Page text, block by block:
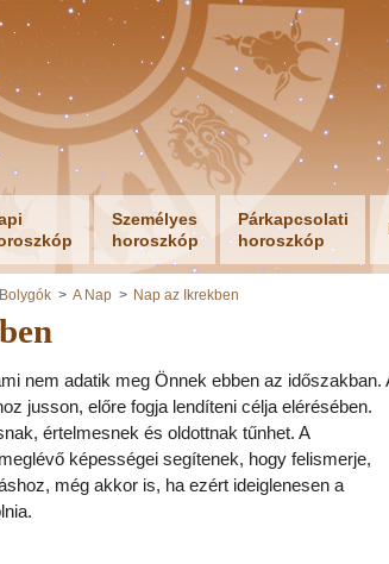
Személyes
horoszkóp
Párkapcsolati
horoszkóp
Bolygók A Nap Nap az Ikrekben
nem adatik meg Önnek ebben az időszakban.
jusson, előre fogja lendíteni célja elérésében.
értelmesnek és oldottnak tűnhet. A
képességei segítenek, hogy felismerje,
még akkor is, ha ezért ideiglenesen a